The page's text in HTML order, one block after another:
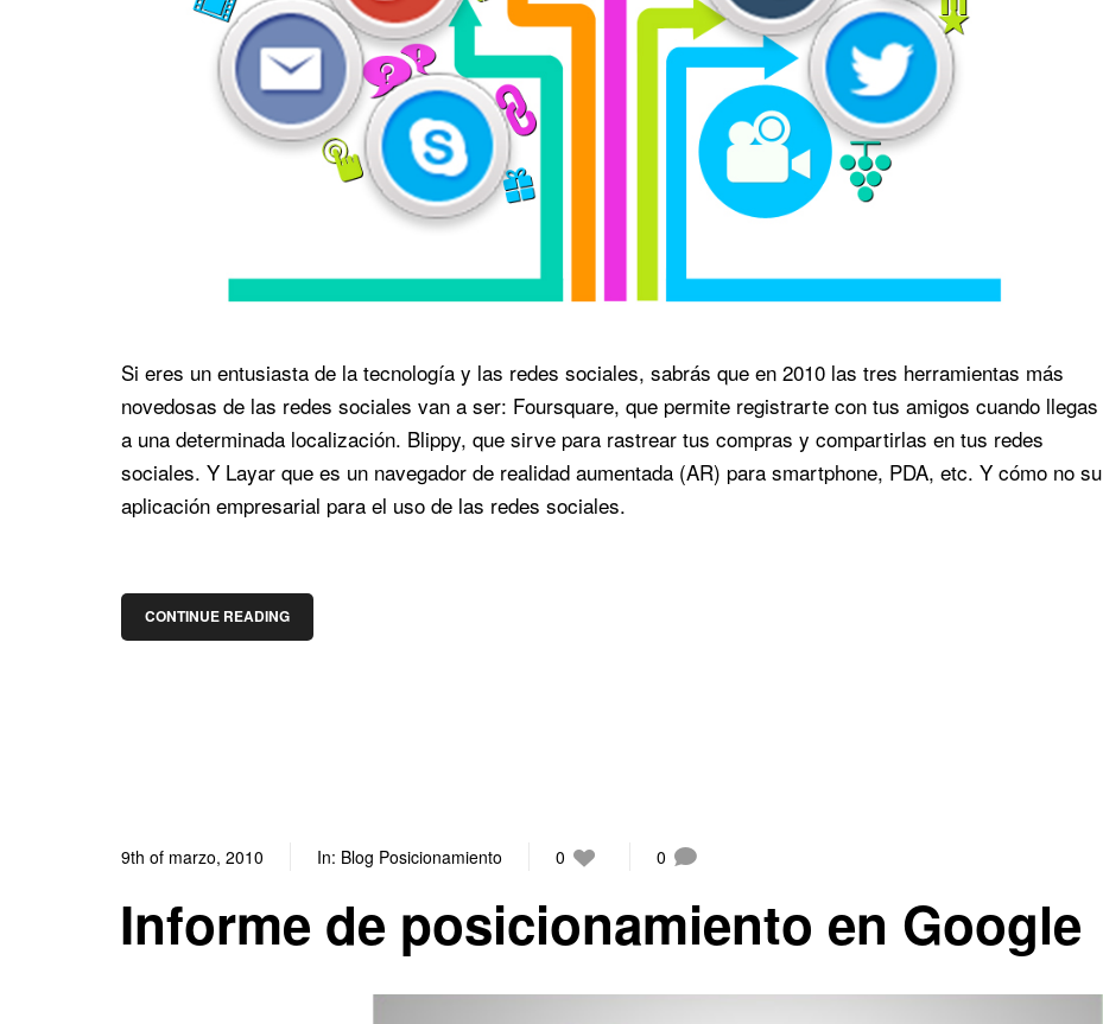
Si eres un entusiasta de la tecnología y las redes sociales, sabrás que en 2010 las tres herramientas más
novedosas de las redes sociales van a ser: Foursquare, que permite registrarte con tus amigos cuando llegas
a una determinada localización. Blippy, que sirve para rastrear tus compras y compartirlas en tus redes
sociales. Y Layar que es un navegador de realidad aumentada (AR) para smartphone, PDA, etc. Y cómo no su
aplicación empresarial para el uso de las redes sociales.
CONTINUE READING
9th of marzo, 2010 In: Blog Posicionamiento 0 0
Informe de posicionamiento en Google